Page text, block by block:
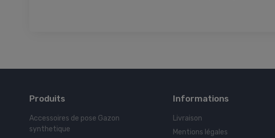
Produits
Accessoires de pose Gazon
synthetique
Informations
Livraison
Mentions légales